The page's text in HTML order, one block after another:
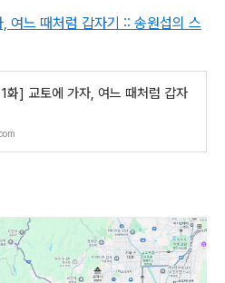
여느 때처럼 갑자기 :: 송원섭의 스
화] 교토에 가자, 여느 때처럼 갑자